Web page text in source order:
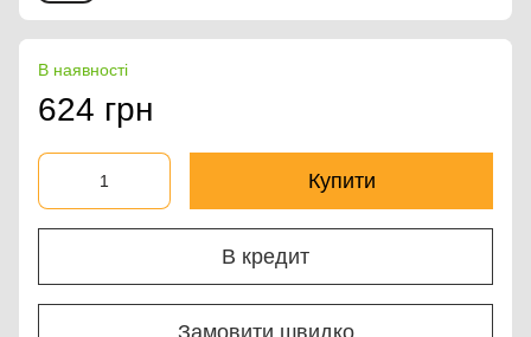
В наявності
624 грн
Купити
В кредит
Замовити швидко